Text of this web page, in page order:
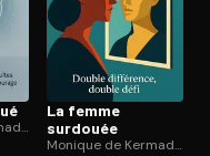
Monique de Kermadec
La femme
surdouée
Monique de Kermadec